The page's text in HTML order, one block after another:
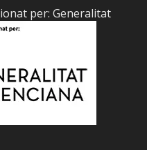
per: Generalitat